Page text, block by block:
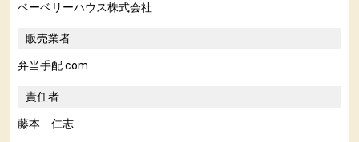
ベーベリーハウス株式会社
販売業者
弁当手配.com
責任者
藤本 仁志